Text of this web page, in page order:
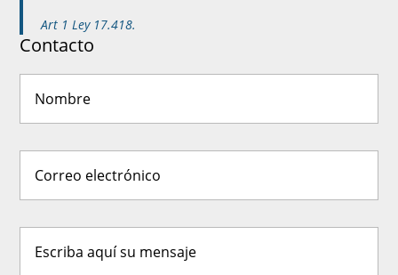
Art 1 Ley 17.418.
Contacto